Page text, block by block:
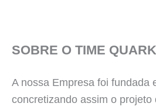
SOBRE O TIME
A nossa Empresa foi fundada
concretizando assim o projeto